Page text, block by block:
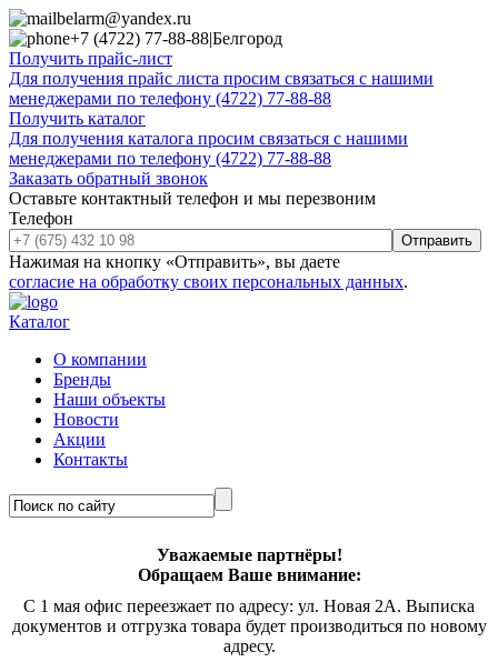
belarm@yandex.ru
+7 (4722) 77-88-88|Белгород
Получить прайс-лист
Для получения прайс листа просим связаться с нашими
менеджерами по телефону (4722) 77-88-88
Получить каталог
Для получения каталога просим связаться с нашими
менеджерами по телефону (4722) 77-88-88
Заказать обратный звонок
Оставьте контактный телефон и мы перезвоним
Телефон
Отправить
Нажимая на кнопку «Отправить», вы даете
согласие на обработку своих персональных данных.
Каталог
О компании
Бренды
Наши объекты
Новости
Акции
Контакты
Уважаемые партнёры!
Обращаем Ваше внимание:
С 1 мая офис переезжает по адресу: ул. Новая 2А. Выписка
документов и отгрузка товара будет производиться по новому
адресу.